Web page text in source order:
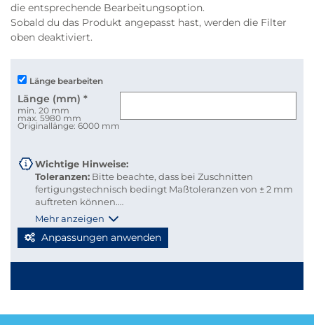
die entsprechende Bearbeitungsoption.
Sobald du das Produkt angepasst hast, werden die Filter
oben deaktiviert.
Länge bearbeiten
Länge (mm) *
min. 20 mm
max. 5980 mm
Originallänge: 6000 mm
Wichtige Hinweise:
Toleranzen: Bitte beachte, dass bei Zuschnitten
fertigungstechnisch bedingt Maßtoleranzen von ± 2 mm
auftreten können.
Versandkosten:Damit du Versandkosten sparen und
deine Bestellung bequem per Paketdienst geliefert
werden kann, beachte bitte folgende Richtlinien für
Stabmaterial: maximal 2.000 mm Länge
Berechnung: 2 × Breite + 1 × längste Seite (max. 2.000
Werden diese Maße überschritten, erfolgt der Versand
automatisch per Spedition, wodurch höhere
Mehr anzeigen
Anpassungen anwenden